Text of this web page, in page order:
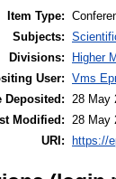
Item Type:
Subjects:
Divisions:
Higher
User: Vms
Deposited: 28 May
Modified: 28 May
URI:
https://